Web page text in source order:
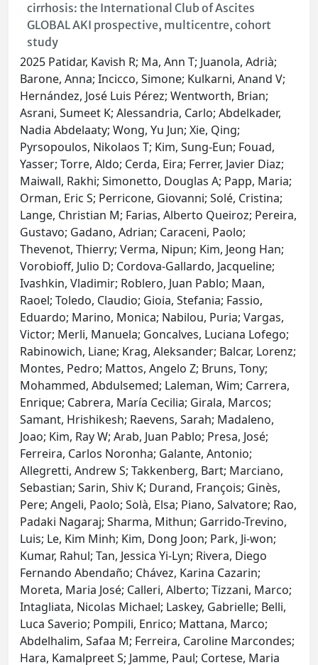
cirrhosis: the International Club of Ascites
GLOBAL AKI prospective, multicentre, cohort
study
2025 Patidar, Kavish R; Ma, Ann T; Juanola, Adrià;
Barone, Anna; Incicco, Simone; Kulkarni, Anand V;
Hernández, José Luis Pérez; Wentworth, Brian;
Asrani, Sumeet K; Alessandria, Carlo; Abdelkader,
Nadia Abdelaaty; Wong, Yu Jun; Xie, Qing;
Pyrsopoulos, Nikolaos T; Kim, Sung-Eun; Fouad,
Yasser; Torre, Aldo; Cerda, Eira; Ferrer, Javier Diaz;
Maiwall, Rakhi; Simonetto, Douglas A; Papp, Maria;
Orman, Eric S; Perricone, Giovanni; Solé, Cristina;
Lange, Christian M; Farias, Alberto Queiroz; Pereira,
Gustavo; Gadano, Adrian; Caraceni, Paolo;
Thevenot, Thierry; Verma, Nipun; Kim, Jeong Han;
Vorobioff, Julio D; Cordova-Gallardo, Jacqueline;
Ivashkin, Vladimir; Roblero, Juan Pablo; Maan,
Raoel; Toledo, Claudio; Gioia, Stefania; Fassio,
Eduardo; Marino, Monica; Nabilou, Puria; Vargas,
Victor; Merli, Manuela; Goncalves, Luciana Lofego;
Rabinowich, Liane; Krag, Aleksander; Balcar, Lorenz;
Montes, Pedro; Mattos, Angelo Z; Bruns, Tony;
Mohammed, Abdulsemed; Laleman, Wim; Carrera,
Enrique; Cabrera, María Cecilia; Girala, Marcos;
Samant, Hrishikesh; Raevens, Sarah; Madaleno,
Joao; Kim, Ray W; Arab, Juan Pablo; Presa, José;
Ferreira, Carlos Noronha; Galante, Antonio;
Allegretti, Andrew S; Takkenberg, Bart; Marciano,
Sebastian; Sarin, Shiv K; Durand, François; Ginès,
Pere; Angeli, Paolo; Solà, Elsa; Piano, Salvatore; Rao,
Padaki Nagaraj; Sharma, Mithun; Garrido-Trevino,
Luis; Le, Kim Minh; Kim, Dong Joon; Park, Ji-won;
Kumar, Rahul; Tan, Jessica Yi-Lyn; Rivera, Diego
Fernando Abendaño; Chávez, Karina Cazarin;
Moreta, Maria José; Calleri, Alberto; Tizzani, Marco;
Intagliata, Nicolas Michael; Laskey, Gabrielle; Belli,
Luca Saverio; Pompili, Enrico; Mattana, Marco;
Abdelhalim, Safaa M; Ferreira, Caroline Marcondes;
Hara, Kamalpreet S; Jamme, Paul; Cortese, Maria